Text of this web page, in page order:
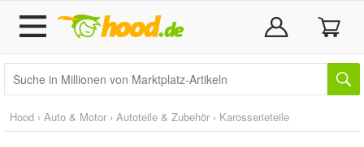
Hood › Auto & Motor › Autoteile & Zubehör › Karosserieteile